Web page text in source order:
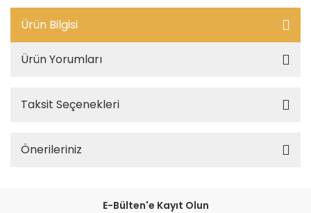
Ürün Bilgisi
Ürün Yorumları
Taksit Seçenekleri
Önerileriniz
E-Bülten'e Kayıt Olun